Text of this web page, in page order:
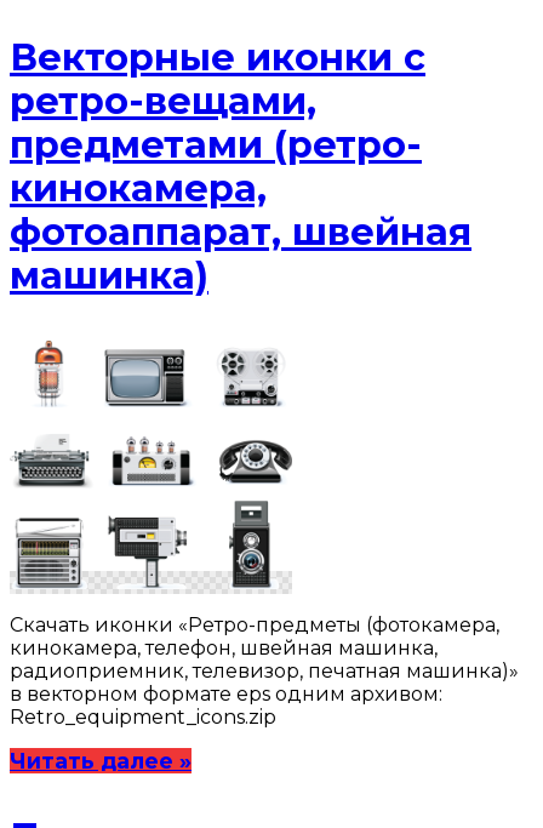
Векторные иконки с
ретро-вещами,
предметами (ретро-
кинокамера,
фотоаппарат, швейная
машинка)
Скачать иконки «Ретро-предметы (фотокамера,
кинокамера, телефон, швейная машинка,
радиоприемник, телевизор, печатная машинка)»
в векторном формате eps одним архивом:
Retro_equipment_icons.zip
Читать далее »